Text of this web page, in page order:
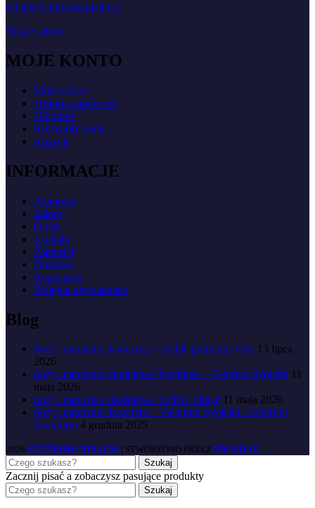
sklep@centrumsypialni.pl
Nasze salony
MOJE KONTO
Moje adresy
Historia zamówień
Ulubione
Szczegóły konta
Koszyk
INFORMACJE
Promocje
Salony
O nas
Kontakt
Płatności
Dostawa
Regulamin
Polityka prywatności
Blog
Sofy i narożniki Jaworzno – meble premium Vero 13 lipca
2026
Sofy i narożniki modułowe Trzebinia – Centrum Sypialni 11
maja 2026
Sofy i narożniki modułowe VERO Libiąż 11 maja 2026
Sofy i narożniki Jaworzno – Centrum Sypialni / Centrum
Komfortu 4 grudnia 2025
2026 CENTRUM SYPIALNI | STWORZONO PRZEZ PROADAX
Szukaj
Zacznij pisać a zobaczysz pasujące produkty
Szukaj